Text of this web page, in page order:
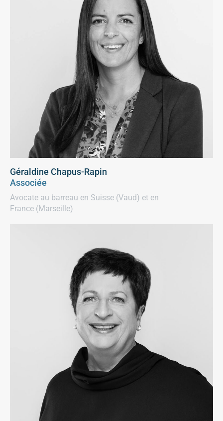
Géraldine Chapus-Rapin
Associée
Avocate au barreau en Suisse (Vaud) et en
France (Marseille)